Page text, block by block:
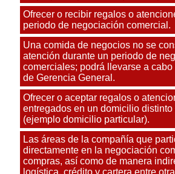
Ofrecer o recibir regalos o
periodo de negociación comercial.
Una comida de negocios no se
atención durante un periodo de
comerciales; podrá llevarse a
de Gerencia General.
Ofrecer o aceptar regalos o
entregados en un domicilio
(ejemplo domicilio particular).
Las áreas de la compañía que
directamente en la negociación
compras, así como de manera
logística, crédito y cartera entre